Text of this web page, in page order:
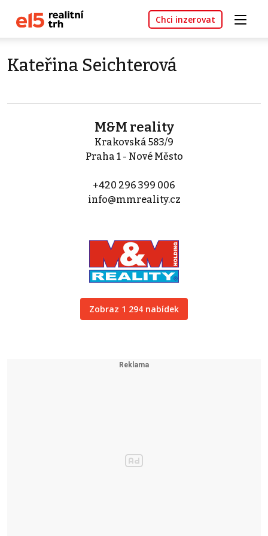
Chci inzerovat
Kateřina Seichterová
M&M reality
Krakovská 583/9
Praha 1 - Nové Město
+420 296 399 006
info@mmreality.cz
Zobraz 1 294 nabídek